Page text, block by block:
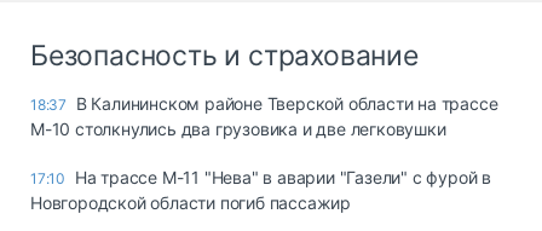
Безопасность и страхование
18:37
В Калининском районе Тверской области на трассе
М-10 столкнулись два грузовика и две легковушки
17:10
На трассе М-11 "Нева" в аварии "Газели" с фурой в
Новгородской области погиб пассажир